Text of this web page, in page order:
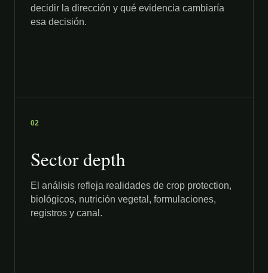
decidir la dirección y qué evidencia cambiaría
esa decisión.
02
Sector depth
El análisis refleja realidades de crop protection,
biológicos, nutrición vegetal, formulaciones,
registros y canal.